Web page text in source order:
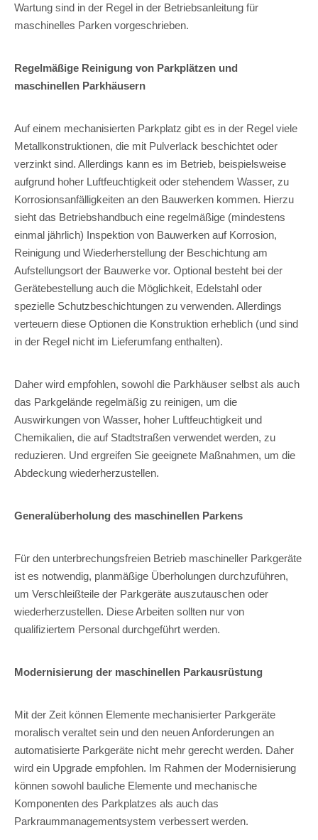
Wartung sind in der Regel in der Betriebsanleitung für
maschinelles Parken vorgeschrieben.
Regelmäßige Reinigung von Parkplätzen und
maschinellen Parkhäusern
Auf einem mechanisierten Parkplatz gibt es in der Regel viele
Metallkonstruktionen, die mit Pulverlack beschichtet oder
verzinkt sind. Allerdings kann es im Betrieb, beispielsweise
aufgrund hoher Luftfeuchtigkeit oder stehendem Wasser, zu
Korrosionsanfälligkeiten an den Bauwerken kommen. Hierzu
sieht das Betriebshandbuch eine regelmäßige (mindestens
einmal jährlich) Inspektion von Bauwerken auf Korrosion,
Reinigung und Wiederherstellung der Beschichtung am
Aufstellungsort der Bauwerke vor. Optional besteht bei der
Gerätebestellung auch die Möglichkeit, Edelstahl oder
spezielle Schutzbeschichtungen zu verwenden. Allerdings
verteuern diese Optionen die Konstruktion erheblich (und sind
in der Regel nicht im Lieferumfang enthalten).
Daher wird empfohlen, sowohl die Parkhäuser selbst als auch
das Parkgelände regelmäßig zu reinigen, um die
Auswirkungen von Wasser, hoher Luftfeuchtigkeit und
Chemikalien, die auf Stadtstraßen verwendet werden, zu
reduzieren. Und ergreifen Sie geeignete Maßnahmen, um die
Abdeckung wiederherzustellen.
Generalüberholung des maschinellen Parkens
Für den unterbrechungsfreien Betrieb maschineller Parkgeräte
ist es notwendig, planmäßige Überholungen durchzuführen,
um Verschleißteile der Parkgeräte auszutauschen oder
wiederherzustellen. Diese Arbeiten sollten nur von
qualifiziertem Personal durchgeführt werden.
Modernisierung der maschinellen Parkausrüstung
Mit der Zeit können Elemente mechanisierter Parkgeräte
moralisch veraltet sein und den neuen Anforderungen an
automatisierte Parkgeräte nicht mehr gerecht werden. Daher
wird ein Upgrade empfohlen. Im Rahmen der Modernisierung
können sowohl bauliche Elemente und mechanische
Komponenten des Parkplatzes als auch das
Parkraummanagementsystem verbessert werden.